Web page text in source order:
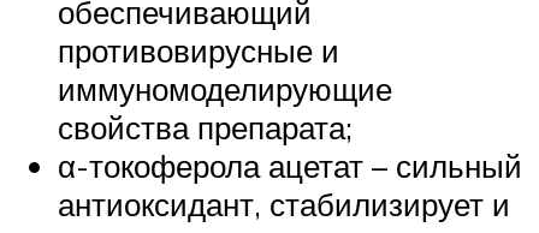
обеспечивающий
противовирусные и
иммуномоделирующие
свойства препарата;
α-токоферола ацетат – сильный
антиоксидант, стабилизирует и